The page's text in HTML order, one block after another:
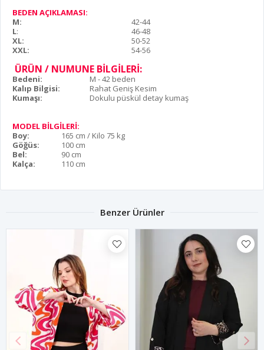
BEDEN AÇIKLAMASI:
M:
42-44
L:
46-48
XL:
50-52
XXL:
54-56
ÜRÜN / NUMUNE BİLGİLERİ:
Bedeni:
M - 42 beden
Kalıp Bilgisi:
Rahat Geniş Kesim
Kumaşı:
Dokulu püskül detay kumaş
MODEL BİLGİLERİ:
Boy:
165 cm / Kilo 75 kg
Göğüs:
100 cm
Bel:
90 cm
Kalça:
110 cm
Benzer Ürünler